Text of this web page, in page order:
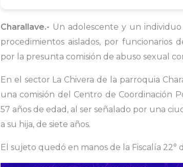
Charallave.- Un adolescente y un
procedimientos aislados, por funcionarios
por la presunta comisión de abuso sexual
En el sector La Chivera de la parroquia
una comisión del Centro de Coordinación
57 años de edad, al ser señalado por una
a su hija, de siete años.
El sujeto quedó en manos de la Fiscalía 22°